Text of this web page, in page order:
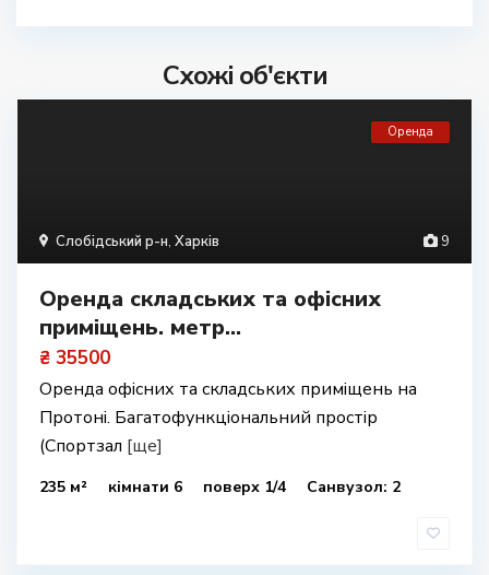
Схожі об'єкти
9
Слобідський р-н, Харків
Оренда
Оренда складських та офісних
приміщень. метр...
₴ 35500
Оренда офісних та складських приміщень на
Протоні. Багатофункціональний простір
(Спортзал [ще]
235 м² кімнати 6 поверх 1/4 Санвузол: 2